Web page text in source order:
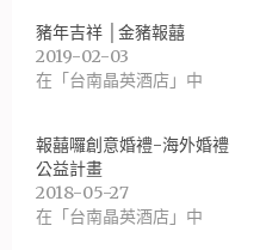
豬年吉祥 │金豬報囍
2019-02-03
在「台南晶英酒店」中
報囍囉創意婚禮-海外婚禮
公益計畫
2018-05-27
在「台南晶英酒店」中